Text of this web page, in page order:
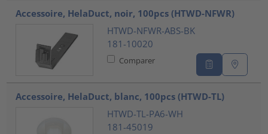
Accessoire, HelaDuct, noir, 100pcs (HTWD-NFWR)
HTWD-NFWR-ABS-BK
181-10020
Comparer
Accessoire, HelaDuct, blanc, 100pcs (HTWD-TL)
HTWD-TL-PA6-WH
181-45019